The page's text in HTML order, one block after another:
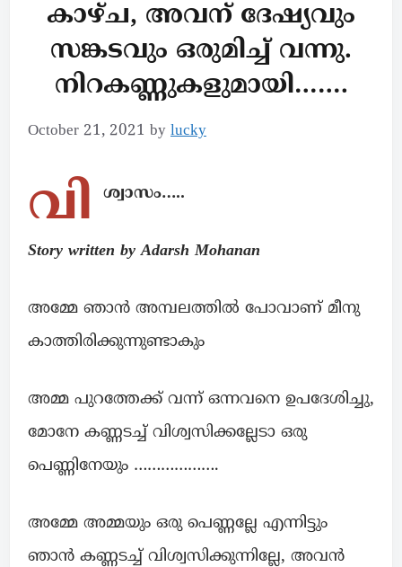
കാഴ്ച, അവന് ദേഷ്യവും
സങ്കടവും ഒരുമിച്ച് വന്നു.
നിറകണ്ണുകളുമായി…….
October 21, 2021 by lucky
വി ശ്വാസം…..
Story written by Adarsh Mohanan
അമ്മേ ഞാൻ അമ്പലത്തിൽ പോവാണ് മീനു
കാത്തിരിക്കുന്നുണ്ടാകും
അമ്മ പുറത്തേക്ക് വന്ന് ഒന്നവനെ ഉപദേശിച്ചു,
മോനേ കണ്ണടച്ച് വിശ്വസിക്കല്ലേടാ ഒരു
പെണ്ണിനേയും ……………….
അമ്മേ അമ്മയും ഒരു പെണ്ണല്ലേ എന്നിട്ടും
ഞാൻ കണ്ണടച്ച് വിശ്വസിക്കുന്നില്ലേ, അവൻ